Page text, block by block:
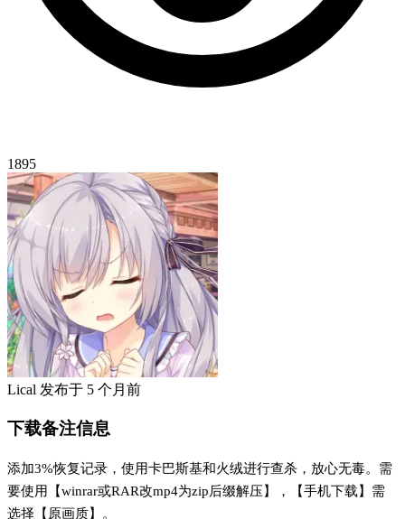
1895
Lical 发布于 5 个月前
下载备注信息
添加3%恢复记录，使用卡巴斯基和火绒进行查杀，放心无毒。需
要使用【winrar或RAR改mp4为zip后缀解压】，【手机下载】需
选择【原画质】。